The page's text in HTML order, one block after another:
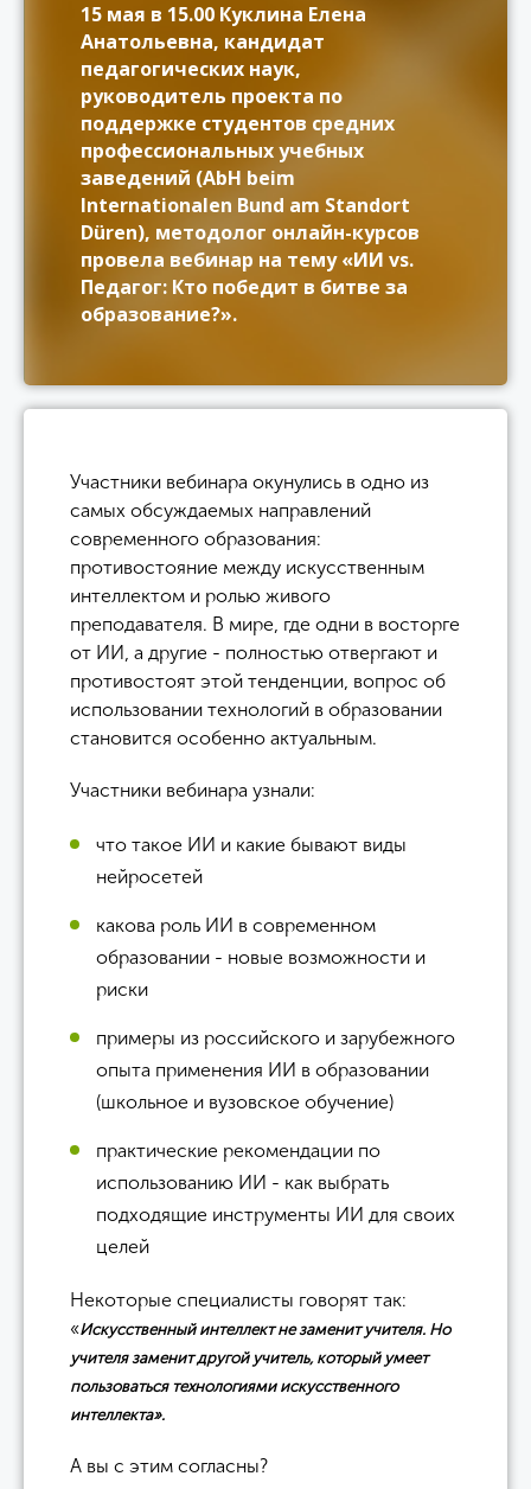
15 мая в 15.00 Куклина Елена
Анатольевна, кандидат
педагогических наук,
руководитель проекта по
поддержке студентов средних
профессиональных учебных
заведений (AbH beim
Internationalen Bund am Standort
Düren), методолог онлайн-курсов
провела вебинар на тему «ИИ vs.
Педагог: Кто победит в битве за
образование?».
Участники вебинара окунулись в одно из
самых обсуждаемых направлений
современного образования:
противостояние между искусственным
интеллектом и ролью живого
преподавателя. В мире, где одни в восторге
от ИИ, а другие - полностью отвергают и
противостоят этой тенденции, вопрос об
использовании технологий в образовании
становится особенно актуальным.
Участники вебинара узнали:
что такое ИИ и какие бывают виды
нейросетей
какова роль ИИ в современном
образовании - новые возможности и
риски
примеры из российского и зарубежного
опыта применения ИИ в образовании
(школьное и вузовское обучение)
практические рекомендации по
использованию ИИ - как выбрать
подходящие инструменты ИИ для своих
целей
Некоторые специалисты говорят так:
«Искусственный интеллект не заменит учителя. Но
учителя заменит другой учитель, который умеет
пользоваться технологиями искусственного
интеллекта».
А вы с этим согласны?